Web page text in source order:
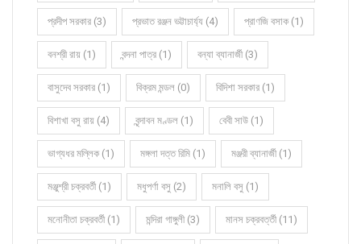
প্রদীপ সরকার (3) প্রভাত রঞ্জন ভট্টাচার্য্য (4) প্রাণজি বসাক (1)
বনশ্রী রায় (1) বন্দনা পাত্র (1) বন্যা ব্যানার্জী (3)
বাসুদেব সরকার (1) বিক্রম মন্ডল (0) বিদিশা সরকার (1)
বিশাখা বসু রায় (4) বৃন্দাবন মণ্ডল (1) বেবী সাউ (1)
ভাগ্যধর মল্লিক (1) মঙ্গলা দত্ত রিমি (1) মঞ্জরী ব্যানার্জী (1)
মঞ্জুশ্রী চক্রবর্তী (1) মধুপর্ণা বসু (2) মনালি বসু (1)
মনোনীতা চক্রবর্তী (1) মন্দিরা গাঙ্গুলী (3) মানস চক্রবর্ত্তী (11)